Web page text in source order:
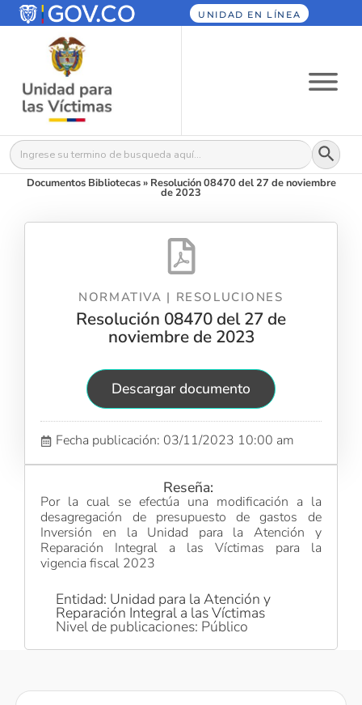
UNIDAD EN LÍNEA
Buscar: Botón
Documentos Bibliotecas» Resolución 08470 del 27 de noviembre
de 2023
NORMATIVA | RESOLUCIONES
Resolución 08470 del 27 de
noviembre de 2023
Descargar documento
Fecha publicación: 03/11/2023 10:00 am
Reseña:
Por la cual se efectúa una modificación a la
desagregación de presupuesto de gastos de
Inversión en la Unidad para la Atención y
Reparación Integral a las Víctimas para la
vigencia fiscal 2023
Entidad: Unidad para la Atención y
Reparación Integral a las Víctimas
Nivel de publicaciones: Público